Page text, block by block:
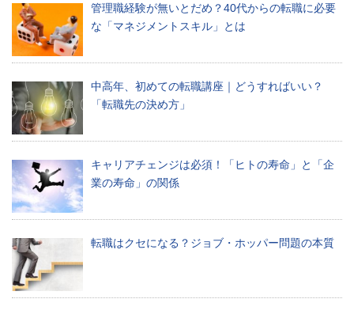
管理職経験が無いとだめ？40代からの転職に必要
な「マネジメントスキル」とは
中高年、初めての転職講座｜どうすればいい？
「転職先の決め方」
キャリアチェンジは必須！「ヒトの寿命」と「企
業の寿命」の関係
転職はクセになる？ジョブ・ホッパー問題の本質